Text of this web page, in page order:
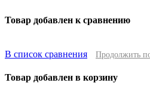
Товар добавлен к сравнению
В список сравнения Продолжить
Товар добавлен в корзину